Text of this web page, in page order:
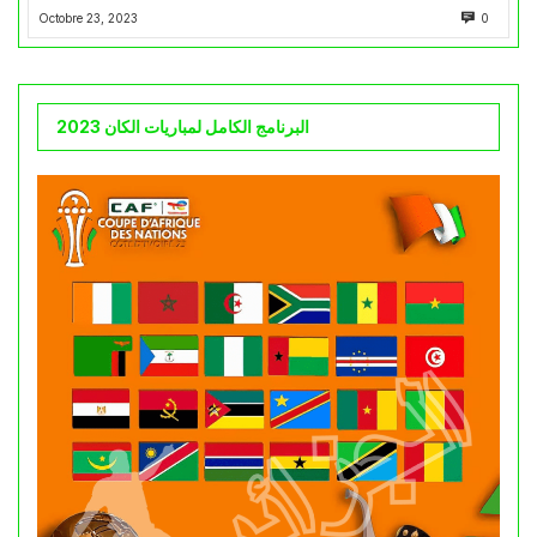
Octobre 23, 2023 0
البرنامج الكامل لمباريات الكان 2023